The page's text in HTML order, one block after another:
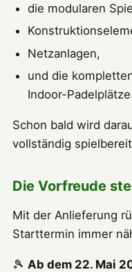
die modularen
Netzanlagen,
und die
Indoor-
Schon bald wird
vollständig
Die Vorfreude
Mit der Anlieferung
Starttermin immer
🎾 Ab dem 22. Mai